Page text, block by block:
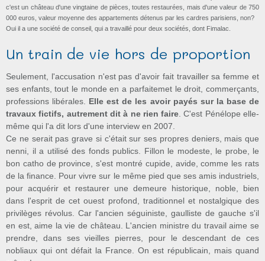
c'est un château d'une vingtaine de pièces, toutes restaurées, mais d'une valeur de 750
000 euros, valeur moyenne des appartements détenus par les cardres parisiens, non?
Oui il a une société de conseil, qui a travaillé pour deux sociétés, dont Fimalac.
Un train de vie hors de proportion
Seulement, l'accusation n'est pas d'avoir fait travailler sa femme et
ses enfants, tout le monde en a parfaitemet le droit, commerçants,
professions libérales. Elle est de les avoir payés sur la base de
travaux fictifs, autrement dit à ne rien faire . C'est Pénélope elle-
même qui l'a dit lors d'une interview en 2007.
Ce ne serait pas grave si c'était sur ses propres deniers, mais que
nenni, il a utilisé des fonds publics. Fillon le modeste, le probe, le
bon catho de province, s'est montré cupide, avide, comme les rats
de la finance. Pour vivre sur le même pied que ses amis industriels,
pour acquérir et restaurer une demeure historique, noble, bien
dans l'esprit de cet ouest profond, traditionnel et nostalgique des
privilèges révolus. Car l'ancien séguiniste, gaulliste de gauche s'il
en est, aime la vie de château. L'ancien ministre du travail aime se
prendre, dans ses vieilles pierres, pour le descendant de ces
nobliaux qui ont défait la France. On est républicain, mais quand